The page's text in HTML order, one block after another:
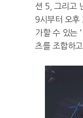
션 5, 그리고
9시부터 오후
가할 수 있는
츠를 조합하